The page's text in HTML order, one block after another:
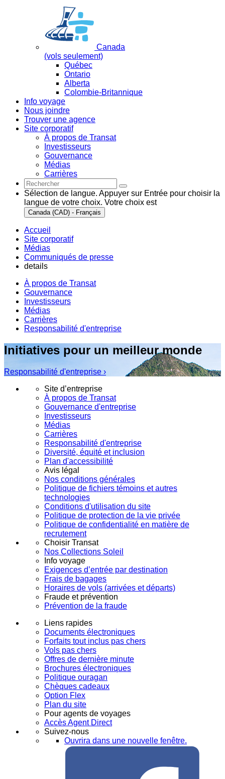
Canada
(vols seulement)
Québec
Ontario
Alberta
Colombie-Britannique
Info voyage
Nous joindre
Trouver une agence
Site corporatif
À propos de Transat
Investisseurs
Gouvernance
Médias
Carrières
Sélection de langue. Appuyer sur Entrée pour choisir la
langue de votre choix. Votre choix est
Canada (CAD) - Français
Accueil
Site corporatif
Médias
Communiqués de presse
details
À propos de Transat
Gouvernance
Investisseurs
Médias
Carrières
Responsabilité d'entreprise
Initiatives pour un meilleur monde
Responsabilité d'entreprise ›
Site d’entreprise
À propos de Transat
Gouvernance d'entreprise
Investisseurs
Médias
Carrières
Responsabilité d'entreprise
Diversité, équité et inclusion
Plan d'accessibilité
Avis légal
Nos conditions générales
Politique de fichiers témoins et autres
technologies
Conditions d'utilisation du site
Politique de protection de la vie privée
Politique de confidentialité en matière de
recrutement
Choisir Transat
Nos Collections Soleil
Info voyage
Exigences d’entrée par destination
Frais de bagages
Horaires de vols (arrivées et départs)
Fraude et prévention
Prévention de la fraude
Liens rapides
Documents électroniques
Forfaits tout inclus pas chers
Vols pas chers
Offres de dernière minute
Brochures électroniques
Politique ouragan
Chèques cadeaux
Option Flex
Plan du site
Pour agents de voyages
Accès Agent Direct
Suivez-nous
Ouvrira dans une nouvelle fenêtre.